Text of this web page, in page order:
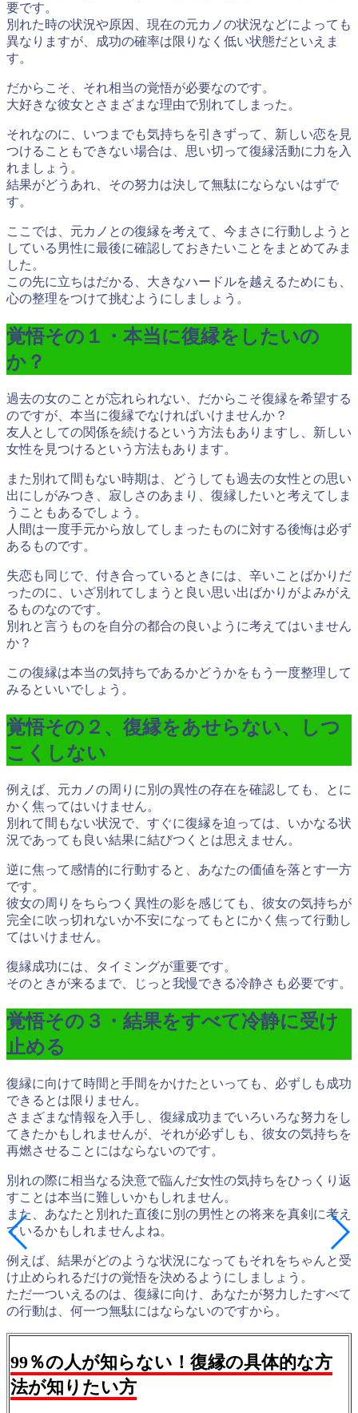
要です。
別れた時の状況や原因、現在の元カノの状況などによっても
異なりますが、成功の確率は限りなく低い状態だといえま
す。
だからこそ、それ相当の覚悟が必要なのです。
大好きな彼女とさまざまな理由で別れてしまった。
それなのに、いつまでも気持ちを引きずって、新しい恋を見
つけることもできない場合は、思い切って復縁活動に力を入
れましょう。
結果がどうあれ、その努力は決して無駄にならないはずで
す。
ここでは、元カノとの復縁を考えて、今まさに行動しようと
している男性に最後に確認しておきたいことをまとめてみま
した。
この先に立ちはだかる、大きなハードルを越えるためにも、
心の整理をつけて挑むようにしましょう。
覚悟その１・本当に復縁をしたいの
か？
過去の女のことが忘れられない、だからこそ復縁を希望する
のですが、本当に復縁でなければいけませんか？
友人としての関係を続けるという方法もありますし、新しい
女性を見つけるという方法もあります。
また別れて間もない時期は、どうしても過去の女性との思い
出にしがみつき、寂しさのあまり、復縁したいと考えてしま
うこともあるでしょう。
人間は一度手元から放してしまったものに対する後悔は必ず
あるものです。
失恋も同じで、付き合っているときには、辛いことばかりだ
ったのに、いざ別れてしまうと良い思い出ばかりがよみがえ
るものなのです。
別れと言うものを自分の都合の良いように考えてはいません
か？
この復縁は本当の気持ちであるかどうかをもう一度整理して
みるといいでしょう。
覚悟その２、復縁をあせらない、しつ
こくしない
例えば、元カノの周りに別の異性の存在を確認しても、とに
かく焦ってはいけません。
別れて間もない状況で、すぐに復縁を迫っては、いかなる状
況であっても良い結果に結びつくとは思えません。
逆に焦って感情的に行動すると、あなたの価値を落とす一方
です。
彼女の周りをちらつく異性の影を感じても、彼女の気持ちが
完全に吹っ切れないか不安になってもとにかく焦って行動し
てはいけません。
復縁成功には、タイミングが重要です。
そのときが来るまで、じっと我慢できる冷静さも必要です。
覚悟その３・結果をすべて冷静に受け
止める
復縁に向けて時間と手間をかけたといっても、必ずしも成功
できるとは限りません。
さまざまな情報を入手し、復縁成功までいろいろな努力をし
てきたかもしれませんが、それが必ずしも、彼女の気持ちを
再燃させることにはならないのです。
別れの際に相当なる決意で臨んだ女性の気持ちをひっくり返
すことは本当に難しいかもしれません。
また、あなたと別れた直後に別の男性との将来を真剣に考え
ているかもしれませんよね。
例えば、結果がどのような状況になってもそれをちゃんと受
け止められるだけの覚悟を決めるようにしましょう。
ただ一ついえるのは、復縁に向け、あなたが努力したすべて
の行動は、何一つ無駄にはならないのですから。
99％の人が知らない！復縁の具体的な方
法が知りたい方